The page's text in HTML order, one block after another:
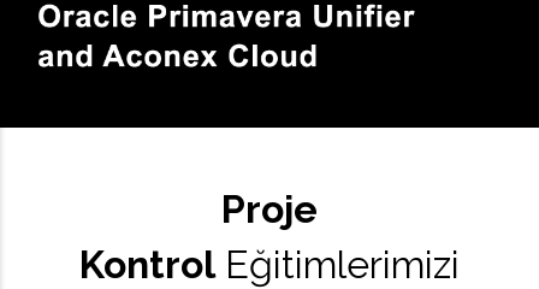
Proje
KontrolEğitimlerimizi